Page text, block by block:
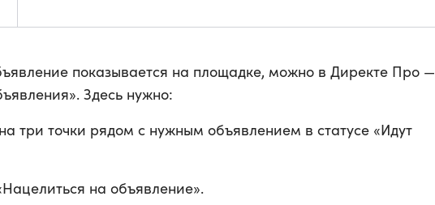
показывается на площадке, можно в Директе Про —
Здесь нужно:
три точки рядом с нужным объявлением в статусе «Идут
на объявление».